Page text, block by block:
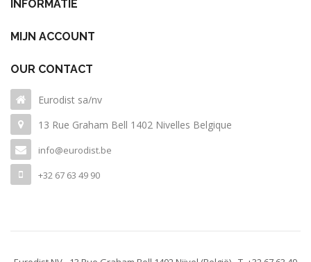
INFORMATIE
MIJN ACCOUNT
OUR CONTACT
Eurodist sa/nv
13 Rue Graham Bell 1402 Nivelles Belgique
info@eurodist.be
+32 67 63 49 90